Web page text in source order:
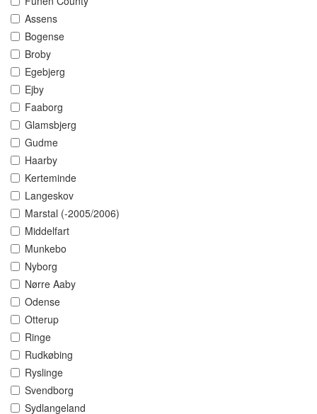
Assens
Bogense
Broby
Egebjerg
Ejby
Faaborg
Glamsbjerg
Gudme
Haarby
Kerteminde
Langeskov
Marstal (-2005/2006)
Middelfart
Munkebo
Nyborg
Nørre Aaby
Odense
Otterup
Ringe
Rudkøbing
Ryslinge
Svendborg
Sydlangeland